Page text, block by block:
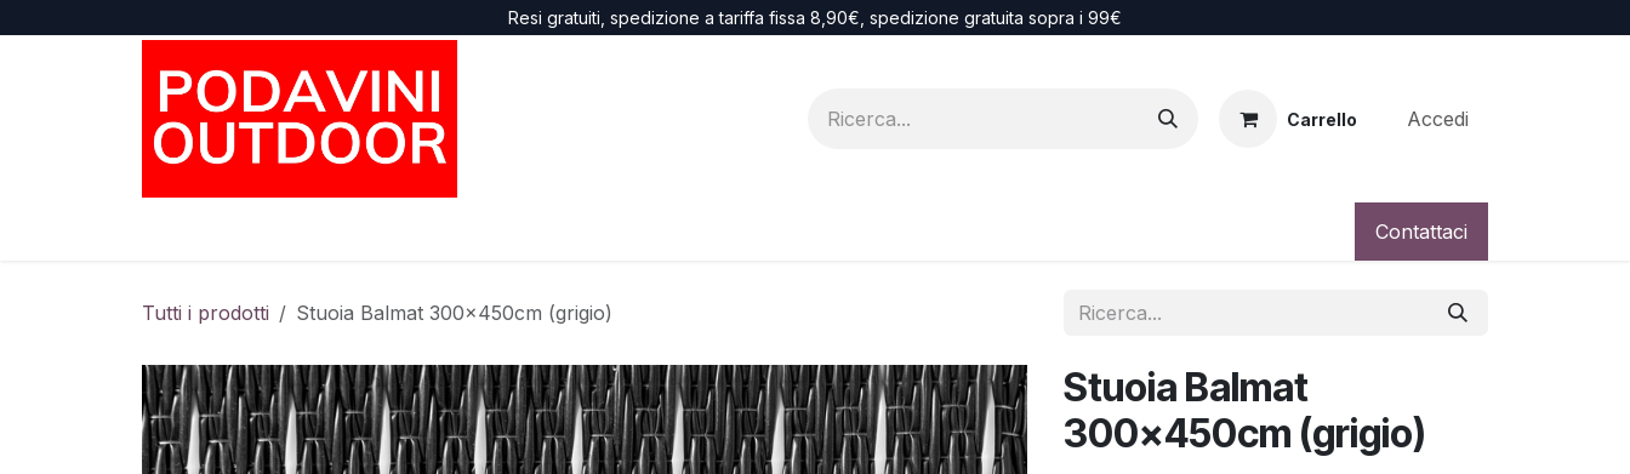
Resi gratuiti, spedizione a tariffa fissa 8,90€, spedizione gratuita sopra i 99€
Carrello Accedi
Contattaci
Tutti i prodotti Stuoia Balmat 300x450cm (grigio)
Stuoia Balmat
300x450cm (grigio)